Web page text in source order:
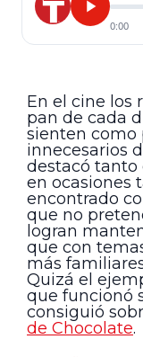
0:00
En el cine los
pan de cada
sienten como
innecesarios
destacó tanto
en ocasiones
encontrado
que no
logran
que con
más
Quizá el
que funcionó
consiguió
de Chocolate.